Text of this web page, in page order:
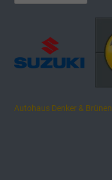
Autohaus Denker & Brünen